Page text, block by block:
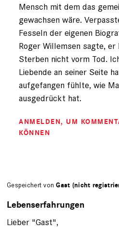
Mensch mit dem das
gewachsen wäre.
Fesseln der eigenen
Roger Willemsen sagte,
Sterben nicht vorm Tod.
Liebende an seiner Seite
aufgefangen fühlte, wie
ausgedrückt hat.
ANMELDEN, UM
KÖNNEN
Gespeichert vonGast (nicht
Lebenserfahrungen
Lieber "Gast",